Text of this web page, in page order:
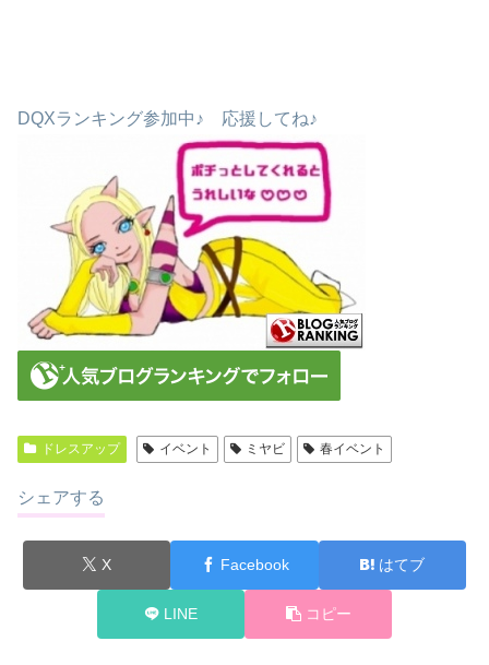
DQXランキング参加中♪ 応援してね♪
ドレスアップ イベント ミヤビ 春イベント
シェアする
X Facebook はてブ
LINE コピー